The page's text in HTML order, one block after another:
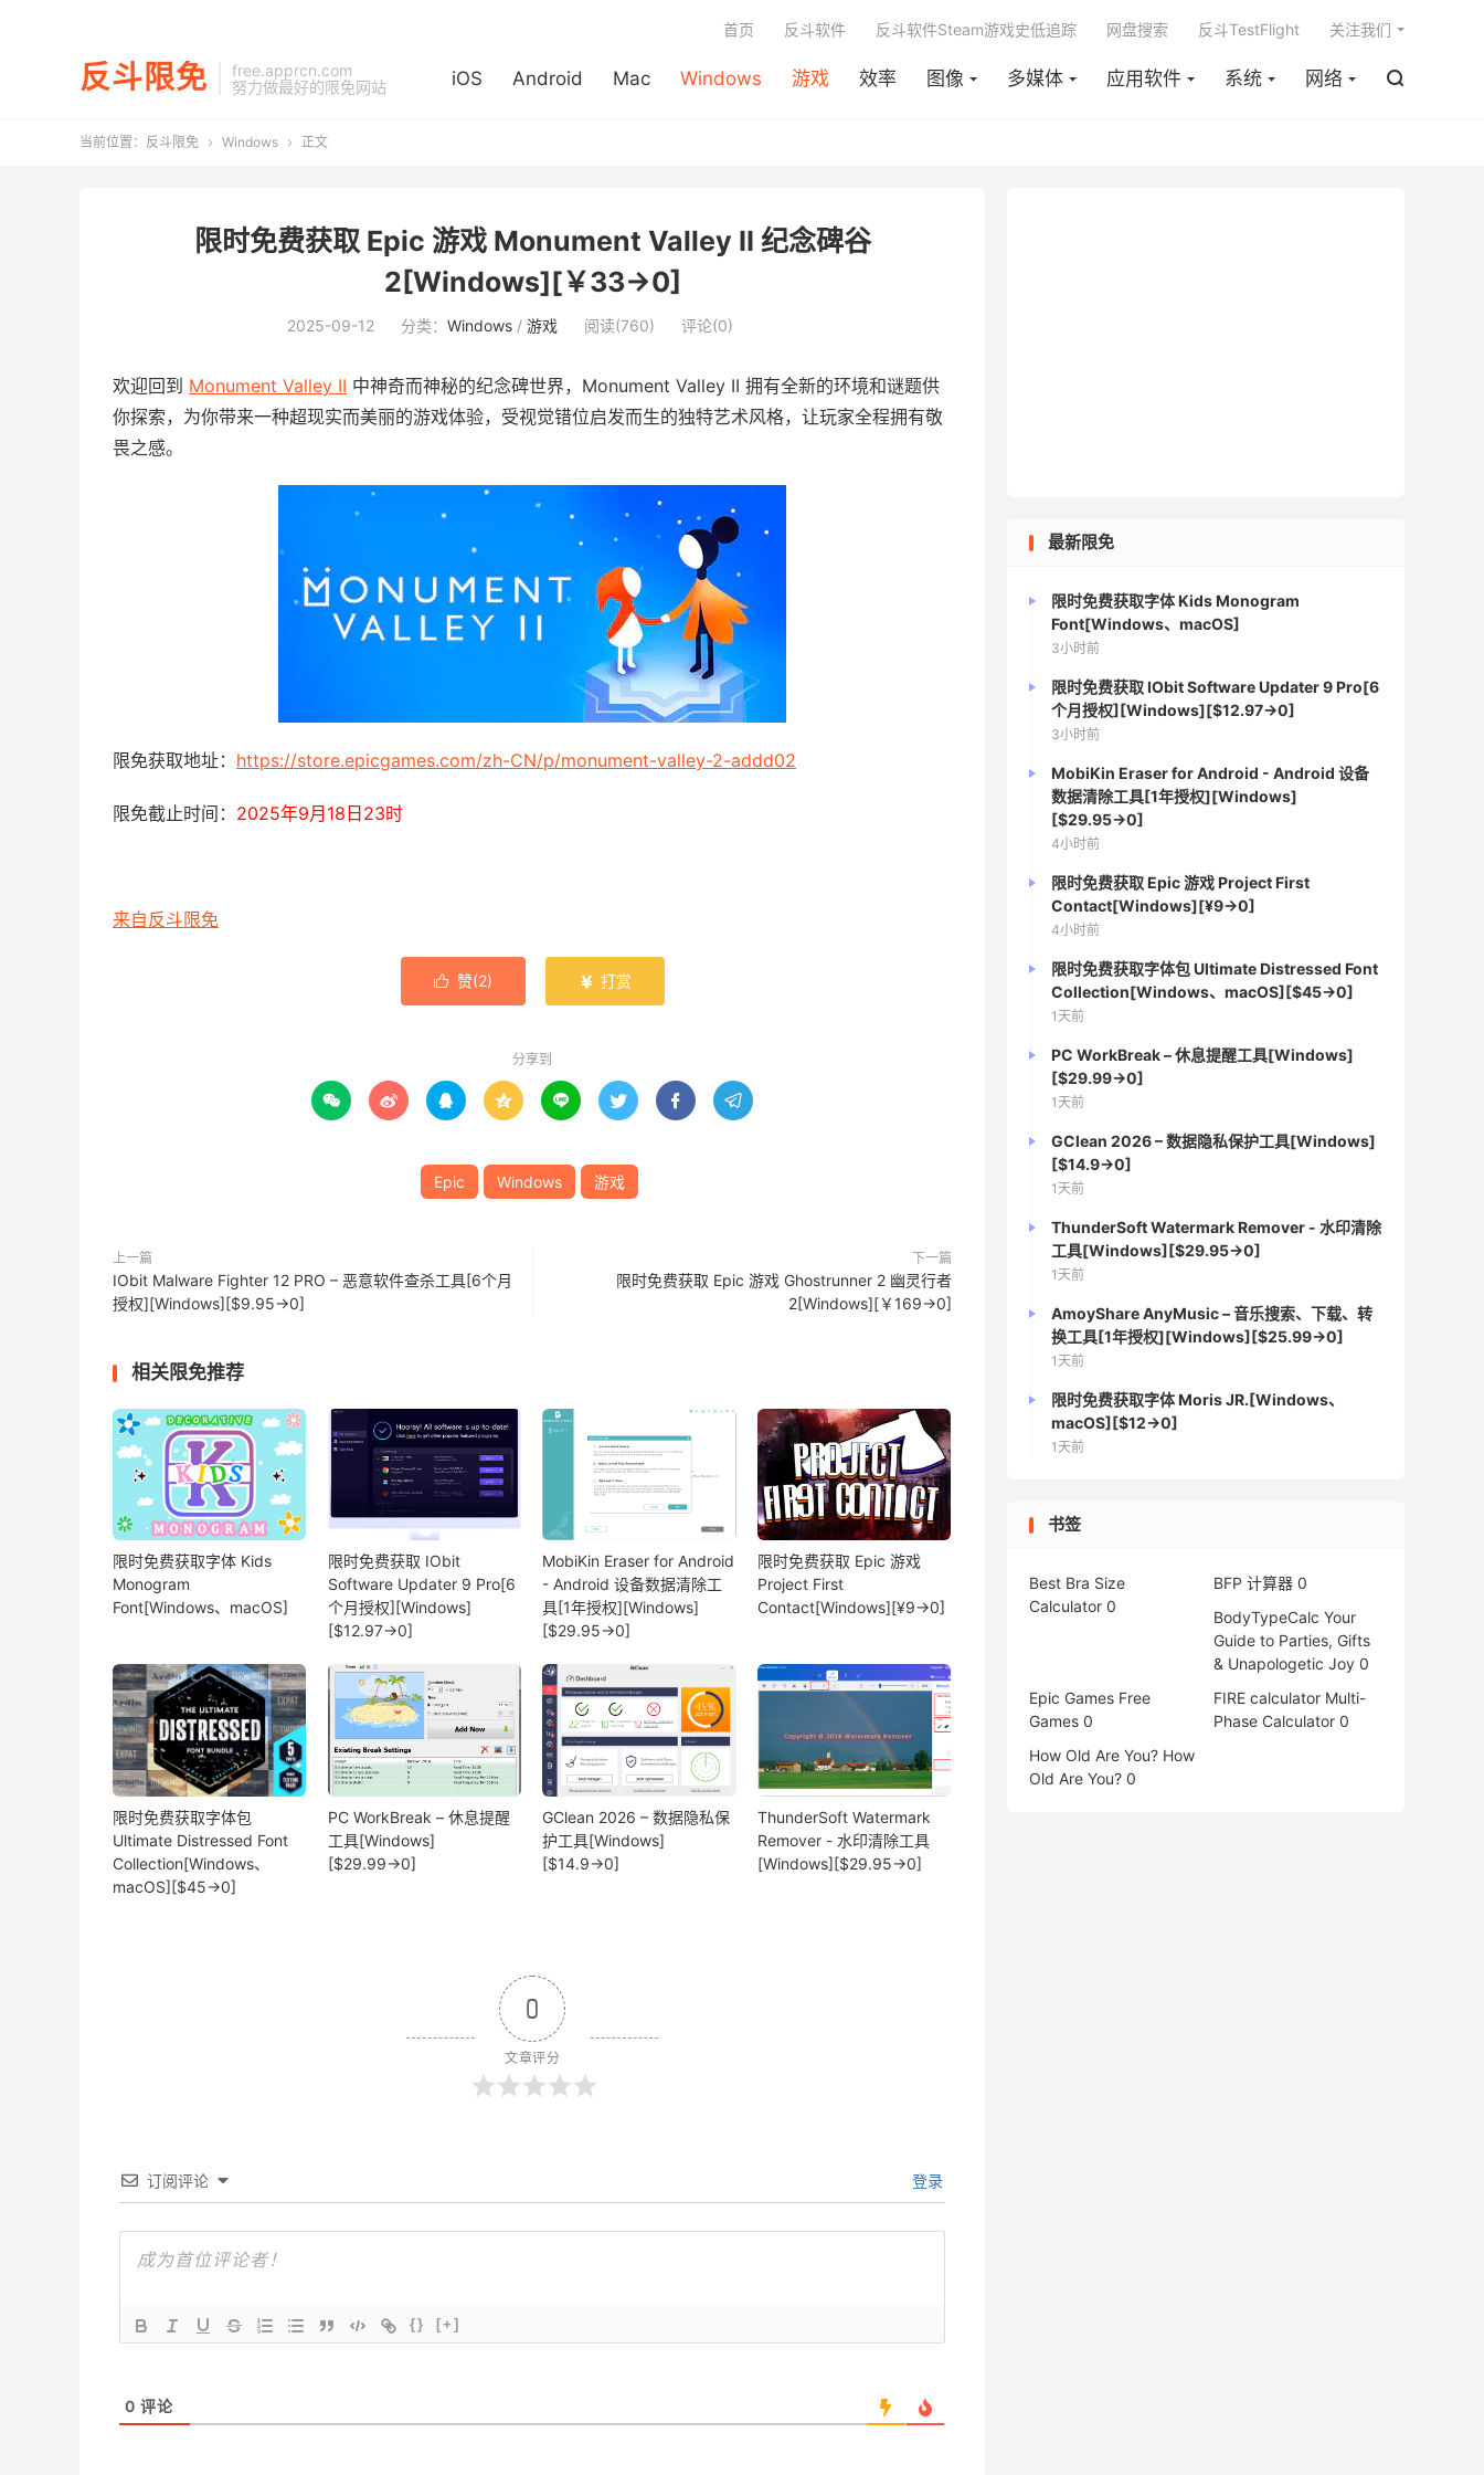
反斗限免
free.apprcn.com
努力做最好的限免网站
iOS Android Mac Windows 游戏 效率 图像 多媒体 应用软件 系统 网络 
首页 反斗软件 反斗软件Steam游戏史低追踪 网盘搜索 反斗TestFlight 关注我们
当前位置： 反斗限免  Windows  正文
限时免费获取 Epic 游戏 Monument Valley II 纪念碑谷
2[Windows][￥33→0]
2025-09-12 分类： Windows / 游戏 阅读(760) 评论(0)
欢迎回到 Monument Valley II 中神奇而神秘的纪念碑世界，Monument Valley II 拥有全新的环境和谜题供
你探索，为你带来一种超现实而美丽的游戏体验，受视觉错位启发而生的独特艺术风格，让玩家全程拥有敬
畏之感。
限免获取地址： https://store.epicgames.com/zh-CN/p/monument-valley-2-addd02
限免截止时间： 2025年9月18日23时
来自反斗限免
 赞(2)  打赏
分享到
       
Epic Windows 游戏
上一篇
IObit Malware Fighter 12 PRO – 恶意软件查杀工具[6个月
授权][Windows][$9.95→0]
下一篇
限时免费获取 Epic 游戏 Ghostrunner 2 幽灵行者
2[Windows][￥169→0]
相关限免推荐
限时免费获取字体 Kids
Monogram
Font[Windows、macOS]
限时免费获取 IObit
Software Updater 9 Pro[6
个月授权][Windows]
[$12.97→0]
MobiKin Eraser for Android
- Android 设备数据清除工
具[1年授权][Windows]
[$29.95→0]
限时免费获取 Epic 游戏
Project First
Contact[Windows][¥9→0]
限时免费获取字体包
Ultimate Distressed Font
Collection[Windows、
macOS][$45→0]
PC WorkBreak – 休息提醒
工具[Windows]
[$29.99→0]
GClean 2026 – 数据隐私保
护工具[Windows]
[$14.9→0]
ThunderSoft Watermark
Remover - 水印清除工具
[Windows][$29.95→0]
0
文章评分
订阅评论 登录
{} [+]
0 评论
最新限免
限时免费获取字体 Kids Monogram
Font[Windows、macOS]
3小时前
限时免费获取 IObit Software Updater 9 Pro[6
个月授权][Windows][$12.97→0]
3小时前
MobiKin Eraser for Android - Android 设备
数据清除工具[1年授权][Windows]
[$29.95→0]
4小时前
限时免费获取 Epic 游戏 Project First
Contact[Windows][¥9→0]
4小时前
限时免费获取字体包 Ultimate Distressed Font
Collection[Windows、macOS][$45→0]
1天前
PC WorkBreak – 休息提醒工具[Windows]
[$29.99→0]
1天前
GClean 2026 – 数据隐私保护工具[Windows]
[$14.9→0]
1天前
ThunderSoft Watermark Remover - 水印清除
工具[Windows][$29.95→0]
1天前
AmoyShare AnyMusic – 音乐搜索、下载、转
换工具[1年授权][Windows][$25.99→0]
1天前
限时免费获取字体 Moris JR.[Windows、
macOS][$12→0]
1天前
书签
Best Bra Size
Calculator 0
BFP 计算器 0
BodyTypeCalc Your
Guide to Parties, Gifts
& Unapologetic Joy 0
Epic Games Free
Games 0
FIRE calculator Multi-
Phase Calculator 0
How Old Are You? How
Old Are You? 0